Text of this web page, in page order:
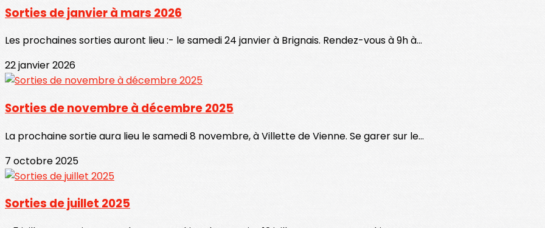
Sorties de janvier à mars 2026
Les prochaines sorties auront lieu :- le samedi 24 janvier à Brignais. Rendez-vous à 9h à...
22 janvier 2026
Sorties de novembre à décembre 2025
La prochaine sortie aura lieu le samedi 8 novembre, à Villette de Vienne. Se garer sur le...
7 octobre 2025
Sorties de juillet 2025